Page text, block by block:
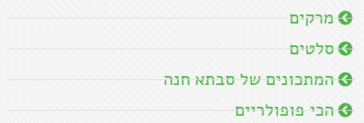
מרקים
סלטים
המתכונים של סבתא חנה
הכי פופולריים